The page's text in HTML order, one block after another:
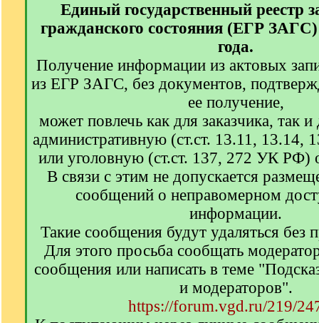
Единый государственный реестр
гражданского состояния (ЕГР ЗАГС)
года.
Получение информации из актовых
из ЕГР ЗАГС, без документов,
ее получение,
может повлечь как для заказчика, так
административную (ст.ст. 13.11,
или уголовную (ст.ст. 137, 272 УК РФ)
В связи с этим не допускается
сообщений о неправомерном
информации.
Такие сообщения будут удаляться без
Для этого просьба сообщать
сообщения или написать в теме
и модераторов".
https://forum.vgd.ru/219/